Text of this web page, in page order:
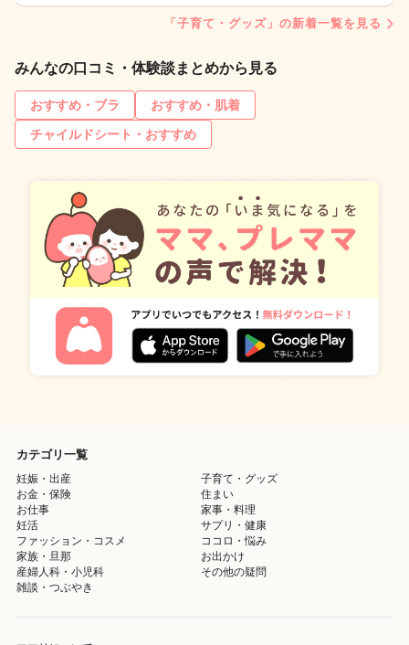
「子育て・グッズ」の新着一覧を見る
みんなの口コミ・体験談まとめから見る
おすすめ・ブラ
おすすめ・肌着
チャイルドシート・おすすめ
カテゴリ一覧
妊娠・出産
子育て・グッズ
お金・保険
住まい
お仕事
家事・料理
妊活
サプリ・健康
ファッション・コスメ
ココロ・悩み
家族・旦那
お出かけ
産婦人科・小児科
その他の疑問
雑談・つぶやき